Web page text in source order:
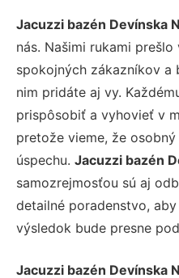
Jacuzzi bazén Devínska
nás. Našimi rukami
spokojných zákazníkov a
nim pridáte aj vy.
prispôsobiť a vyhovieť v
pretože vieme, že
úspechu. Jacuzzi bazén
samozrejmosťou sú aj
detailné poradenstvo,
výsledok bude presne
Jacuzzi bazén Devínska